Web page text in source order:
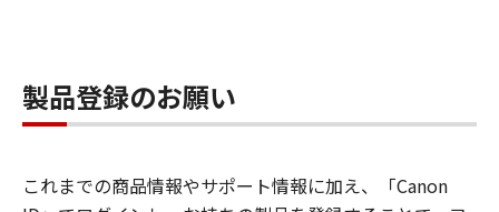
製品登録のお願い
これまでの商品情報やサポート情報に加え、「Canon